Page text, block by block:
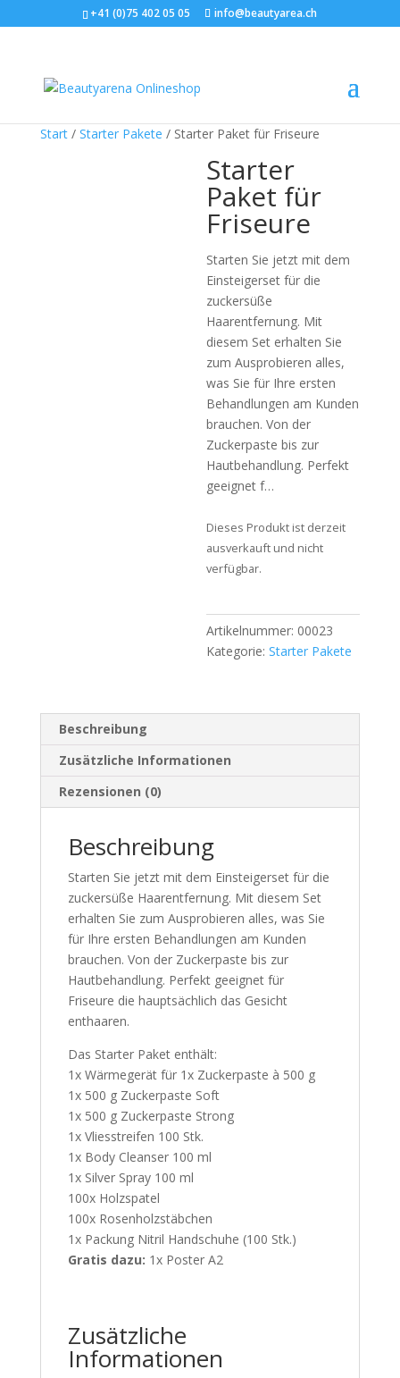
+41 (0)75 402 05 05 info@beautyarea.ch
Start/ Starter Pakete / Starter Paket für Friseure
Starter
Paket für
Friseure
Starten Sie jetzt mit dem
Einsteigerset für die
zuckersüße
Haarentfernung. Mit
diesem Set erhalten Sie
zum Ausprobieren alles,
was Sie für Ihre ersten
Behandlungen am Kunden
brauchen. Von der
Zuckerpaste bis zur
Hautbehandlung. Perfekt
geeignet f…
Dieses Produkt ist derzeit
ausverkauft und nicht
verfügbar.
Artikelnummer: 00023
Kategorie:Starter Pakete
Beschreibung
Zusätzliche Informationen
Rezensionen (0)
Beschreibung
Starten Sie jetzt mit dem Einsteigerset für die
zuckersüße Haarentfernung. Mit diesem Set
erhalten Sie zum Ausprobieren alles, was Sie
für Ihre ersten Behandlungen am Kunden
brauchen. Von der Zuckerpaste bis zur
Hautbehandlung. Perfekt geeignet für
Friseure die hauptsächlich das Gesicht
enthaaren.
Das Starter Paket enthält:
1x Wärmegerät für 1x Zuckerpaste à 500 g
1x 500 g Zuckerpaste Soft
1x 500 g Zuckerpaste Strong
1x Vliesstreifen 100 Stk.
1x Body Cleanser 100 ml
1x Silver Spray 100 ml
100x Holzspatel
100x Rosenholzstäbchen
1x Packung Nitril Handschuhe (100 Stk.)
Gratis dazu: 1x Poster A2
Zusätzliche
Informationen